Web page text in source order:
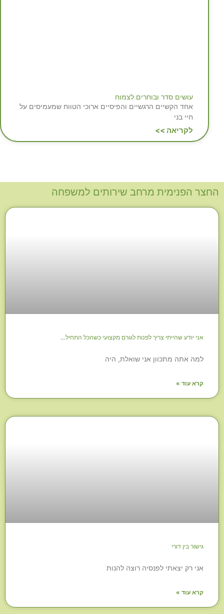
עושים סדר ובוחרים לצמוח
אחד הקשיים הרגשיים והפיסיים ארוכי הטווח שמעמיסים על
חיי בני
לקריאה >>
החצר הפנימית מרחב שירותים למשפחה
אני יודע שהייתי צריך לפנות לגורם מקצועי כשהכל התחיל…
למה אתה מתכוון אני שואלת, היה
קרא עוד »
גישור בין דורי
אני רק יצאתי לפנסיה רוצה להנות
קרא עוד »